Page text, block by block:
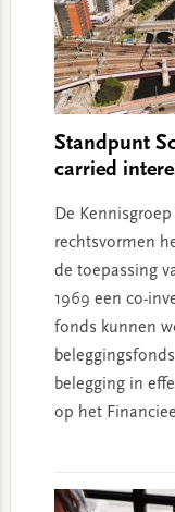
Standpunt
carried
De
rechtsvormen
de toepassing
1969 een co-
fonds kunnen
belegging in
op het